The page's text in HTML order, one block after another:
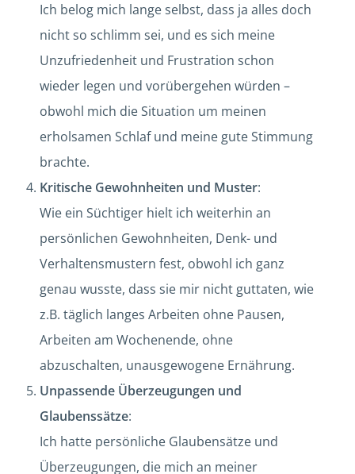
Ich belog mich lange selbst, dass ja alles doch
nicht so schlimm sei, und es sich meine
Unzufriedenheit und Frustration schon
wieder legen und vorübergehen würden –
obwohl mich die Situation um meinen
erholsamen Schlaf und meine gute Stimmung
brachte.
Kritische Gewohnheiten und Muster:
Wie ein Süchtiger hielt ich weiterhin an
persönlichen Gewohnheiten, Denk- und
Verhaltensmustern fest, obwohl ich ganz
genau wusste, dass sie mir nicht guttaten, wie
z.B. täglich langes Arbeiten ohne Pausen,
Arbeiten am Wochenende, ohne
abzuschalten, unausgewogene Ernährung.
Unpassende Überzeugungen und
Glaubenssätze:
Ich hatte persönliche Glaubensätze und
Überzeugungen, die mich an meiner